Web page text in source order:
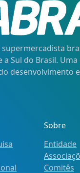
supermercadista
a Sul do Brasil.
desenvolvimento
Sobre
Entidade
Comitês